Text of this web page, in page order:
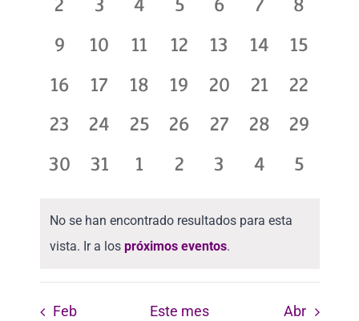
Eventos
0
9
0
10
0
11
0
12
0
13
0
14
0
15
0
16
0
17
0
18
0
19
0
20
0
21
0
22
0
23
0
24
0
25
0
26
0
27
0
28
0
29
0
30
0
31
0
1
0
2
0
3
0
4
0
5
No se han encontrado resultados para esta
vista. Ir a los próximos eventos.
Feb Este mes Abr